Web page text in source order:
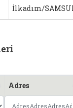
İlkadım/
Adres